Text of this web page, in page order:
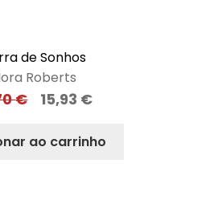
de Sonhos
Roberts
€ 15,93 €
ao carrinho